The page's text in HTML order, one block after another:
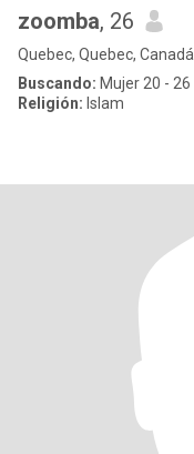
zoomba, 26
Quebec, Quebec, Canadá
Buscando: Mujer 20 - 26
Religión: Islam